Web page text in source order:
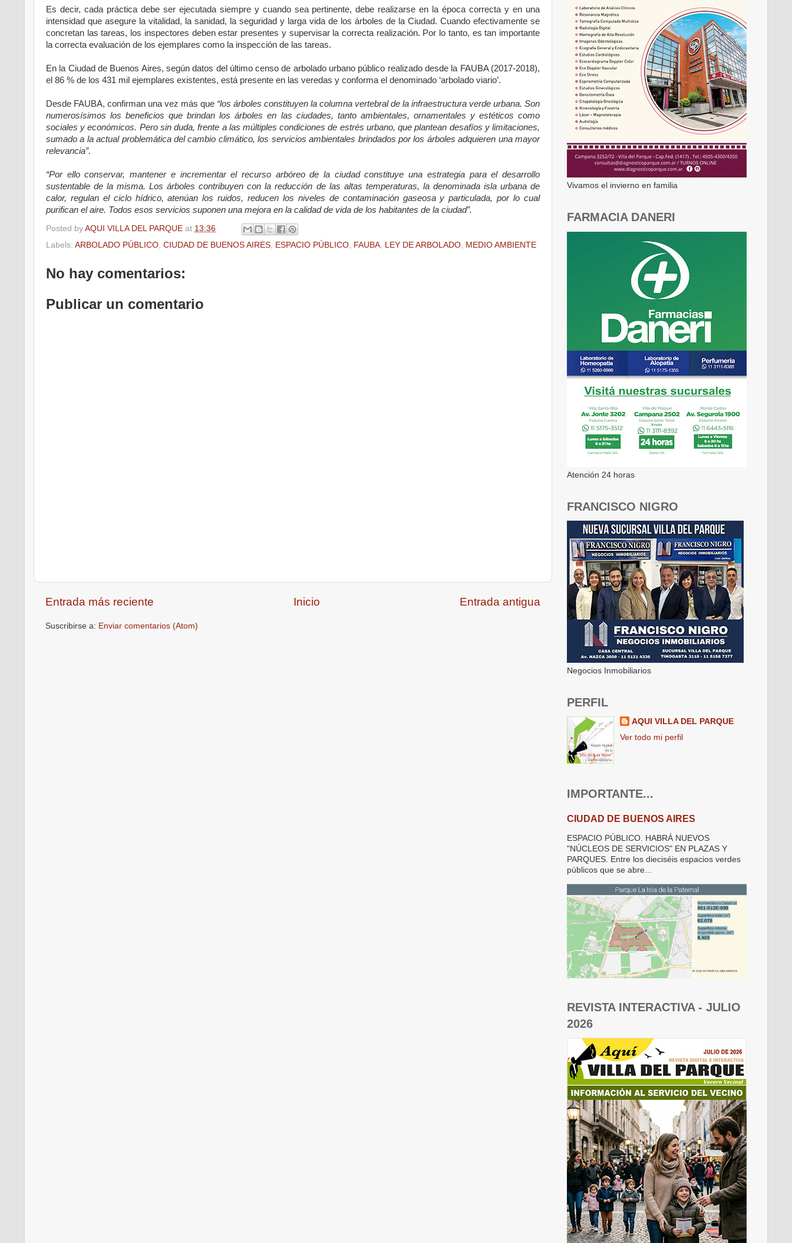
Es decir, cada práctica debe ser ejecutada siempre y cuando sea pertinente, debe realizarse en la época correcta y en una
intensidad que asegure la vitalidad, la sanidad, la seguridad y larga vida de los árboles de la Ciudad. Cuando efectivamente se
concretan las tareas, los inspectores deben estar presentes y supervisar la correcta realización. Por lo tanto, es tan importante
la correcta evaluación de los ejemplares como la inspección de las tareas.
En la Ciudad de Buenos Aires, según datos del último censo de arbolado urbano público realizado desde la FAUBA (2017-2018),
el 86 % de los 431 mil ejemplares existentes, está presente en las veredas y conforma el denominado ‘arbolado viario’.
Desde FAUBA, confirman una vez más que “los árboles constituyen la columna vertebral de la infraestructura verde urbana. Son
numerosísimos los beneficios que brindan los árboles en las ciudades, tanto ambientales, ornamentales y estéticos como
sociales y económicos. Pero sin duda, frente a las múltiples condiciones de estrés urbano, que plantean desafíos y limitaciones,
sumado a la actual problemática del cambio climático, los servicios ambientales brindados por los árboles adquieren una mayor
relevancia”.
“Por ello conservar, mantener e incrementar el recurso arbóreo de la ciudad constituye una estrategia para el desarrollo
sustentable de la misma. Los árboles contribuyen con la reducción de las altas temperaturas, la denominada isla urbana de
calor, regulan el ciclo hídrico, atenúan los ruidos, reducen los niveles de contaminación gaseosa y particulada, por lo cual
purifican el aire. Todos esos servicios suponen una mejora en la calidad de vida de los habitantes de la ciudad”.
Posted by AQUI VILLA DEL PARQUE at 13:36
Labels: ARBOLADO PÚBLICO, CIUDAD DE BUENOS AIRES, ESPACIO PÚBLICO, FAUBA, LEY DE ARBOLADO, MEDIO AMBIENTE
No hay comentarios:
Publicar un comentario
Entrada más reciente Entrada antigua
Inicio
Suscribirse a: Enviar comentarios (Atom)
Vivamos el invierno en familia
FARMACIA DANERI
Atención 24 horas
FRANCISCO NIGRO
Negocios Inmobiliarios
PERFIL
AQUI VILLA DEL PARQUE
Ver todo mi perfil
IMPORTANTE...
CIUDAD DE BUENOS AIRES
ESPACIO PÚBLICO. HABRÁ NUEVOS
"NÚCLEOS DE SERVICIOS" EN PLAZAS Y
PARQUES. Entre los dieciséis espacios verdes
públicos que se abre...
REVISTA INTERACTIVA - JULIO
2026